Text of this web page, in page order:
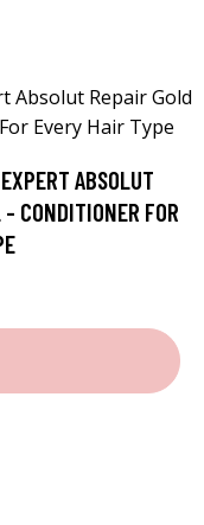
ABSOLUT
CONDITIONER FOR